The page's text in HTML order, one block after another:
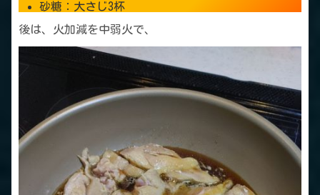
砂糖：大さじ3杯
後は、火加減を中弱火で、